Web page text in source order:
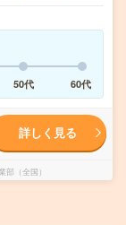
50代 60代
詳しく見る
（全国）